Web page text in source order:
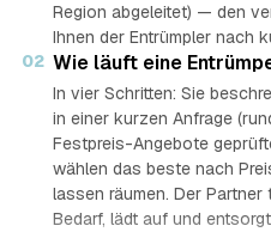
Region abgeleitet) — den
Ihnen der Entrümpler nach
02 Wie läuft eine
In vier Schritten: Sie
in einer kurzen Anfrage
Festpreis-Angebote
wählen das beste nach
lassen räumen. Der
Bedarf, lädt auf und